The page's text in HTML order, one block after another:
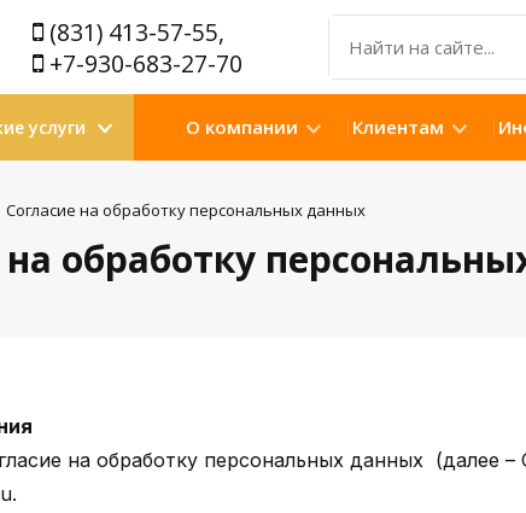
(831) 413-57-55,
+7-930-683-27-70
услуги О компании Клиентам
Согласие на обработку персональных данных
на обработку
на обработку персональных данных (далее